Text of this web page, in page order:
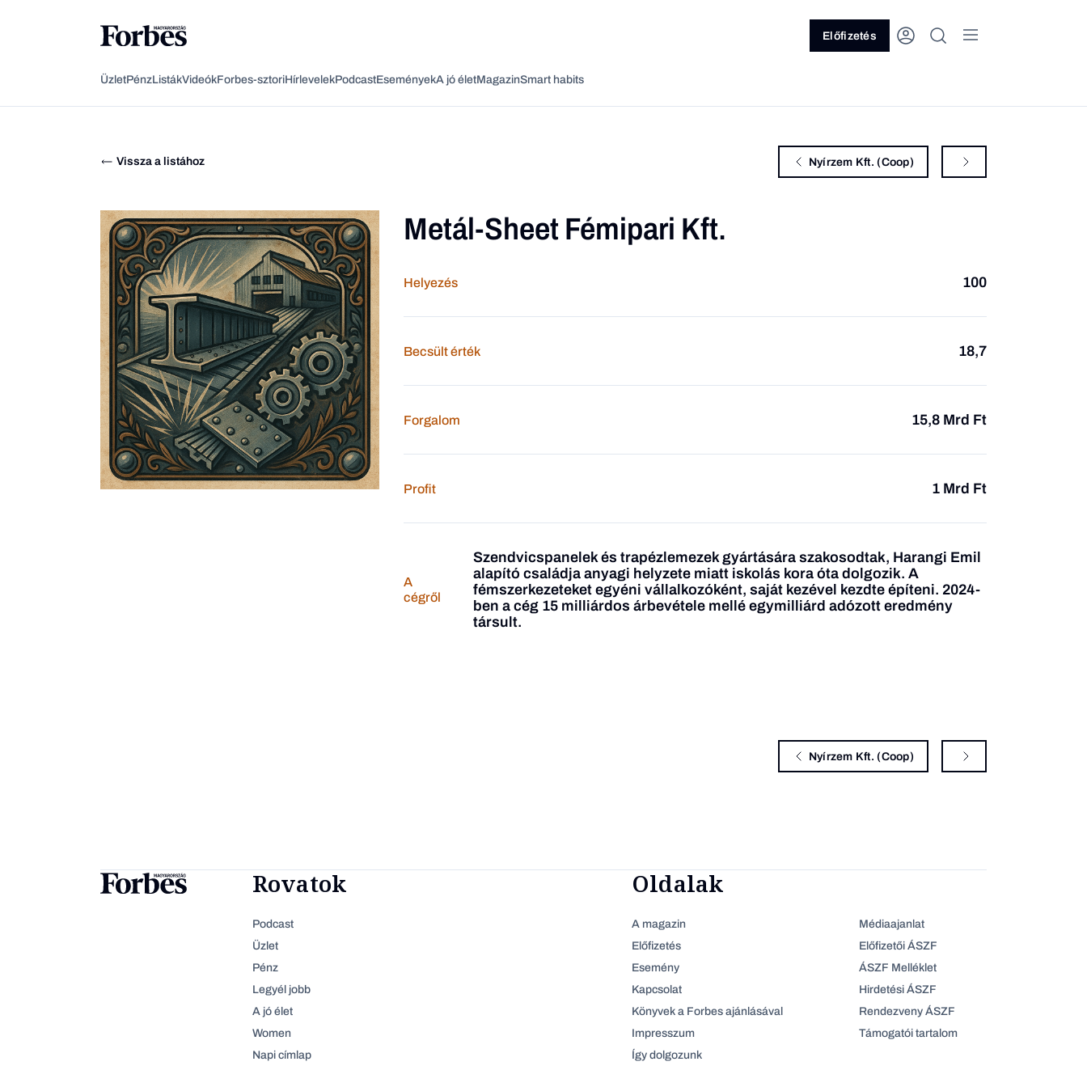
Vagy fedezze fel a következő témákat
Előfizetés
ÜzletPénzListákVideókForbes-sztoriHírlevelekPodcastEseményekA jó életMagazinSmart habits
Vissza a listához Nyírzem Kft. (Coop)
Metál-Sheet Fémipari Kft.
Helyezés 100
Becsült érték 18,7
Forgalom 15,8 Mrd Ft
Profit 1 Mrd Ft
A
cégről
Szendvicspanelek és trapézlemezek gyártására szakosodtak, Harangi Emil
alapító családja anyagi helyzete miatt iskolás kora óta dolgozik. A
fémszerkezeteket egyéni vállalkozóként, saját kezével kezdte építeni. 2024-
ben a cég 15 milliárdos árbevétele mellé egymilliárd adózott eredmény
társult.
Nyírzem Kft. (Coop)
Rovatok
Podcast
Üzlet
Pénz
Legyél jobb
A jó élet
Women
Napi címlap
Oldalak
A magazin
Előfizetés
Esemény
Kapcsolat
Könyvek a Forbes ajánlásával
Impresszum
Így dolgozunk
Médiaajanlat
Előfizetői ÁSZF
ÁSZF Melléklet
Hirdetési ÁSZF
Rendezveny ÁSZF
Támogatói tartalom